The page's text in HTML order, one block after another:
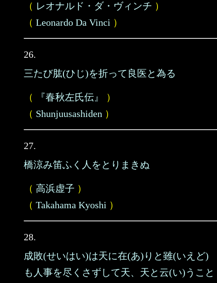
（ レオナルド・ダ・ヴィンチ ）
（ Leonardo Da Vinci ）
26.
三たび肱(ひじ)を折って良医と為る
（ 『春秋左氏伝』
）
（ Shunjuusashiden ）
27.
橋涼み笛ふく人をとりまきぬ
（ 高浜虚子 ）
（ Takahama Kyoshi ）
28.
成敗(せいはい)は天に在(あ)りと雖(いえど)
も人事を尽くさずして天、天と云(い)うこと